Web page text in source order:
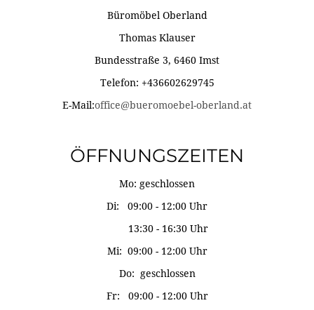
Büromöbel Oberland
Thomas Klauser
Bundesstraße 3, 6460 Imst
Telefon: +436602629745
E-Mail:office@bueromoebel-oberland.at
ÖFFNUNGSZEITEN
Mo: geschlossen
Di: 09:00 - 12:00 Uhr
13:30 - 16:30 Uhr
Mi: 09:00 - 12:00 Uhr
Do: geschlossen
Fr: 09:00 - 12:00 Uhr